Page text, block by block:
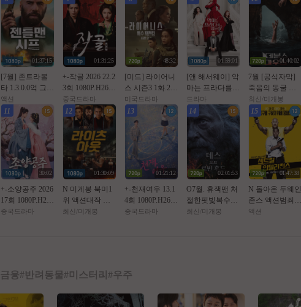
식자막
1080공식자막
0p 5.1 완벽자막
01:37:15
[7월] 존트라볼
타 1.3.0.0억 그림
을 훔쳐라 [ 젠틀
맨 시프 ]완벽자
막
액션
01:31:25
+-작골 2026 22.2
3회 1080P.H264.
AAC [iQIYI정식
자체자막]
중국드라마
48:32
[미드] 라이어니
스 시즌3 1화.202
6.1080p.한글자
막
미국드라마
01:59:01
[앤 해서웨이] 악
마는 프라다를
입는다 2. 2026 (2
0년 만의 속편)
드라마
01:40:02
7월 [공식자막]
죽음의 동굴 목
숨 건 생존[ 데블
스 마우스 ]
최신/미개봉
11
30:02
+-소양공주 2026
17회 1080P.H26
4.AAC [번역기
중국드라마
12
01:30:09
N 미게봉 북미1
위 액션대작 ㅈ1
하 전 투 공식자
최신/미개봉
13
01:21:12
+-천재여우 13.1
4회 1080P.H264.
AAC [번역기한
중국드라마
14
02:01:53
O7월. 휴잭맨 처
절한핏빛복수극
(( _ 로 빈 후 드 _
최신/미개봉
15
01:47:38
N 돌아온 두웨인
존스 액션범죄 [
쎈투럴 잉텔ㄹ1
액션
금융#반려동물#미스터리 #우주